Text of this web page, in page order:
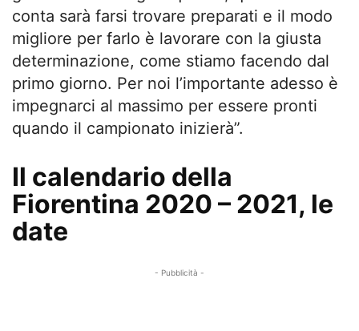
conta sarà farsi trovare preparati e il modo
migliore per farlo è lavorare con la giusta
determinazione, come stiamo facendo dal
primo giorno. Per noi l’importante adesso è
impegnarci al massimo per essere pronti
quando il campionato inizierà”.
Il calendario della
Fiorentina 2020 – 2021, le
date
- Pubblicità -